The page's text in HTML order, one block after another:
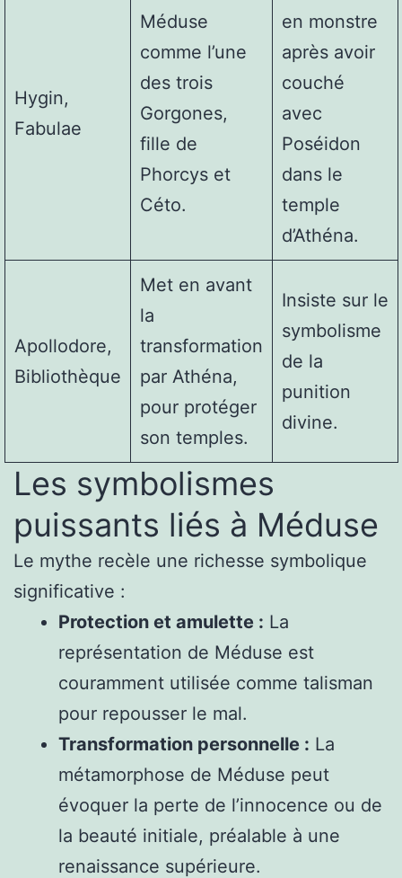
Hygin,
Fabulae
Méduse
comme l’une
des trois
Gorgones,
fille de
Phorcys et
Céto.
en monstre
après avoir
couché
avec
Poséidon
dans le
temple
d’Athéna.
Apollodore,
Bibliothèque
Met en avant
la
transformation
par Athéna,
pour protéger
son temples.
Insiste sur le
symbolisme
de la
punition
divine.
Les symbolismes
puissants liés à Méduse
Le mythe recèle une richesse symbolique
significative :
Protection et amulette : La
représentation de Méduse est
couramment utilisée comme talisman
pour repousser le mal.
Transformation personnelle : La
métamorphose de Méduse peut
évoquer la perte de l’innocence ou de
la beauté initiale, préalable à une
renaissance supérieure.